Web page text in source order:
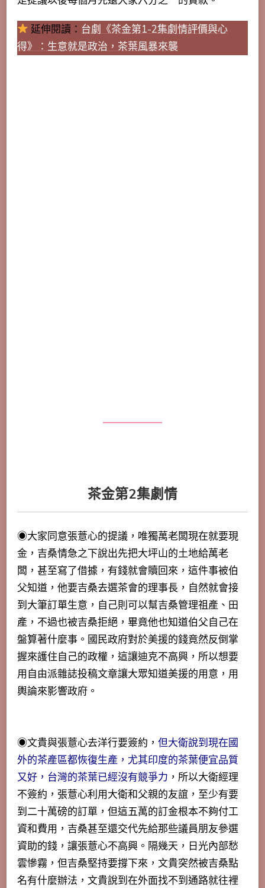
延伸閱讀： 台劇《茶金第1-2集劇情評價與心
得》：生意就是政治，茶葉風暴來襲
茶金第2集劇情
◉大家同意張薏心的提議，唯獨萬老闆現在就要現
金，吉桑情急之下說出先把大坪山的土地給萬老
闆，甚至寫了借據，有錢就會贖回來，這件事被伯
父知道，他要吉桑去選茶會的理事長，自然就會接
到大筆訂單生意，自己則可以幫吉桑管理祖產、田
產，不過也被吉桑拒絕，畢竟他也知道伯父自己在
盤算著什麼事。國民政府對於美援的錢竟然反倒掌
握來護住自己的政權，這讓迪克不高興，所以想要
用自由派雜誌投稿文章讓大眾知道美援的用意，用
輿論來影響政府。
◉文貴與張薏心去洋行要簽約， 但大衛說到現在國
外的茶產區都恢復生產，尤其印度的茶葉便宜品質
又好，台灣的茶葉已經沒有競爭力 ，所以大衛經理
不簽約，張薏心利用大衛和父親的友誼，至少有要
到二十萬磅的訂單，但這五萬的訂金根本不夠付工
資和費用，吉桑甚至還交代先給那些議員朋友參選
資助的錢，讓張薏心不高興。隔幾天，日光內部愁
雲慘霧，但吉桑堅持要撐下來，文貴突然被吉桑點
名有什麼辦法，文貴說到在外面找不到通路就往裡